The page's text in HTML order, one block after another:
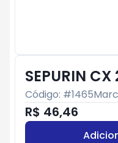
SEPURIN CX
Código: #1465
R$ 46,46